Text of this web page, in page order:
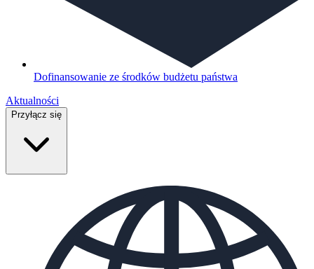
Dofinansowanie ze środków budżetu państwa
Aktualności
Przyłącz się